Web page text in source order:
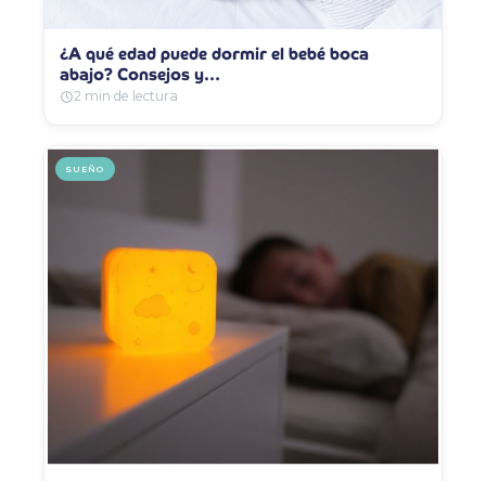
¿A qué edad puede dormir el bebé boca
abajo? Consejos y…
2 min de lectura
SUEÑO